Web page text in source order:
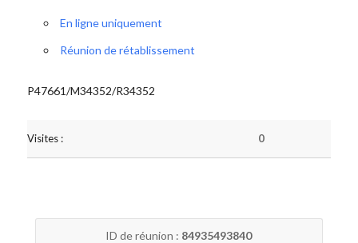
En ligne uniquement
Réunion de rétablissement
P47661/M34352/R34352
Visites : 0
ID de réunion : 84935493840